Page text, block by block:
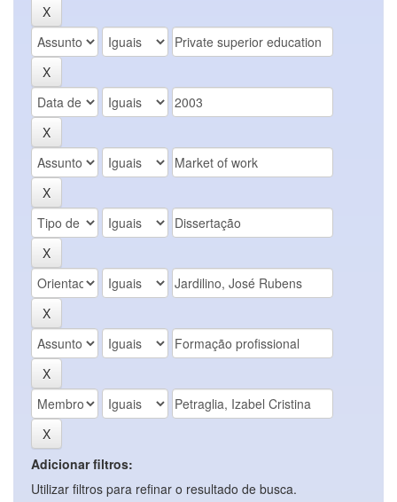
Adicionar filtros:
Utilizar filtros para refinar o resultado de busca.